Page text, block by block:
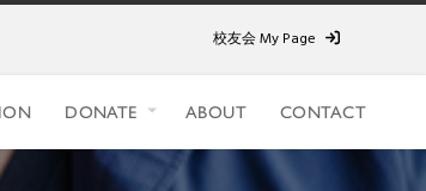
校友会 My Page
DONATE ABOUT CONTACT